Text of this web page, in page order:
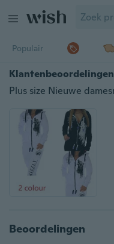
Populair
Klantenbeoordelingen
Beoordelingen